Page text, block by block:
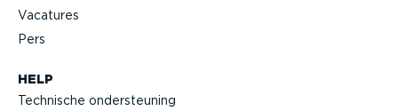
HELP
Technische onder­steuning
Vacatures
Pers